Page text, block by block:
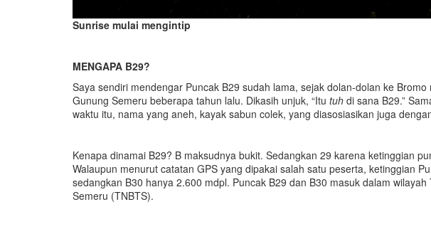
Sunrise mulai mengintip
MENGAPA B29?
Saya sendiri mendengar Puncak B29 sudah lama, sejak dolan-dolan ke
Gunung Semeru beberapa tahun lalu. Dikasih unjuk, “Itu tuh di sana B29.”
waktu itu, nama yang aneh, kayak sabun colek, yang diasosiasikan juga
Kenapa dinamai B29? B maksudnya bukit. Sedangkan 29 karena ketinggian
Walaupun menurut catatan GPS yang dipakai salah satu peserta, ketinggian
sedangkan B30 hanya 2.600 mdpl. Puncak B29 dan B30 masuk dalam
Semeru (TNBTS).